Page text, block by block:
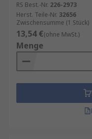
RS Best.-Nr. 226-2973
Herst. Teile-Nr. 32656
Zwischensumme (1 Stück)
13,54 €(ohne MwSt.)
Menge